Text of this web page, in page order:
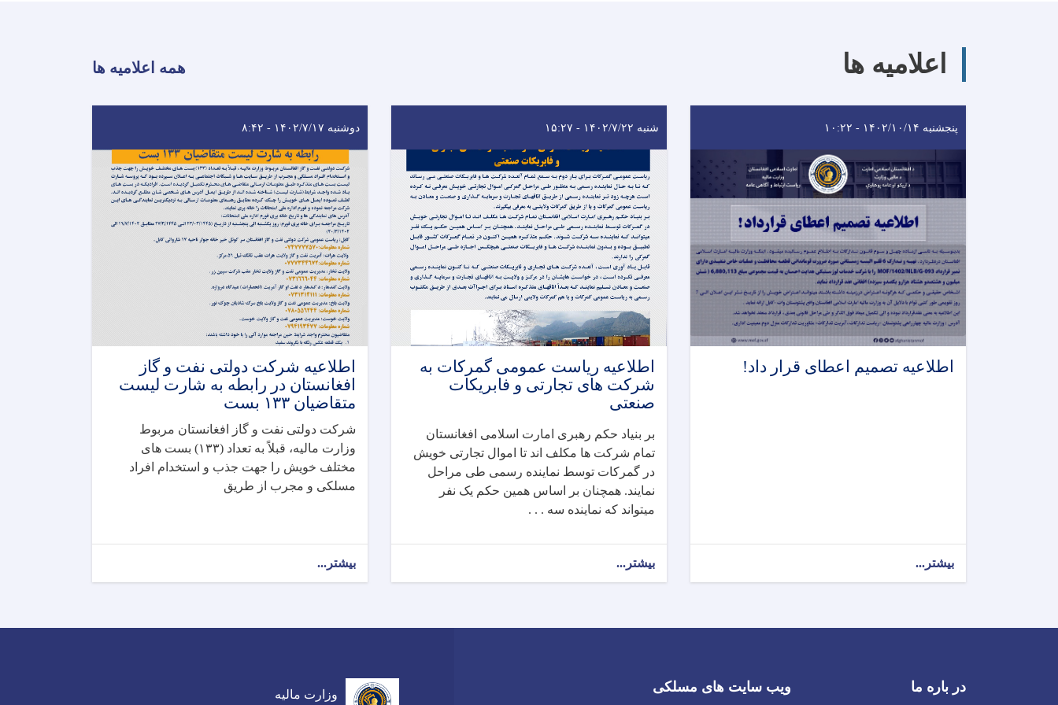
اعلامیه ها همه اعلامیه ها
پنجشنبه ۱۴۰۲/۱۰/۱۴ - ۱۰:۲۲
اطلاعیه تصمیم اعطای قرار داد!
بیشتر...
شنبه ۱۴۰۲/۷/۲۲ - ۱۵:۲۷
اطلاعیه ریاست عمومی گمرکات به
شرکت های تجارتی و فابریکات
صنعتی
بر بنیاد حکم رهبری امارت اسلامی افغانستان
تمام شرکت ها مکلف اند تا اموال تجارتی خویش
در گمرکات توسط نماینده رسمی طی مراحل
نمایند. همچنان بر اساس همین حکم یک نفر
میتواند که نماینده سه . . .
بیشتر...
دوشنبه ۱۴۰۲/۷/۱۷ - ۸:۴۲
اطلاعیه شرکت دولتی نفت و گاز
افغانستان در رابطه به شارت لیست
متقاضیان ۱۳۳ بست
شرکت دولتی نفت و گاز افغانستان مربوط
وزارت مالیه، قبلاً به تعداد (۱۳۳) بست های
مختلف خویش را جهت جذب و استخدام افراد
مسلکی و مجرب از طریق
بیشتر...
در باره ما ویب سایت های مسلکی وزارت مالیه